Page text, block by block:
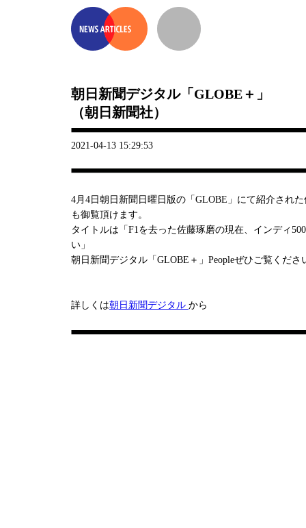
朝日新聞デジタル「GLOBE＋」
（朝日新聞社）
2021-04-13 15:29:53
4月4日朝日新聞日曜日版の「GLOBE」にて紹介され
も御覧頂けます。
タイトルは「F1を去った佐藤琢磨の現在、インディ
い」
朝日新聞デジタル「GLOBE＋」Peopleぜひご覧くださ
詳しくは朝日新聞デジタル から